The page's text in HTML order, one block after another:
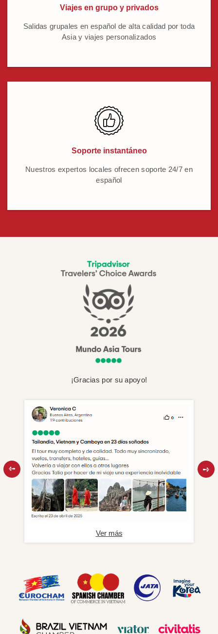
Viajes en grupo y privados
Salidas grupales en español de alta calidad por toda
Asia y viajes personalizados
Soporte instantáneo
Nuestros expertos locales ofrecen soporte 24/7 en
español
¡Gracias por su apoyo!
Ver más